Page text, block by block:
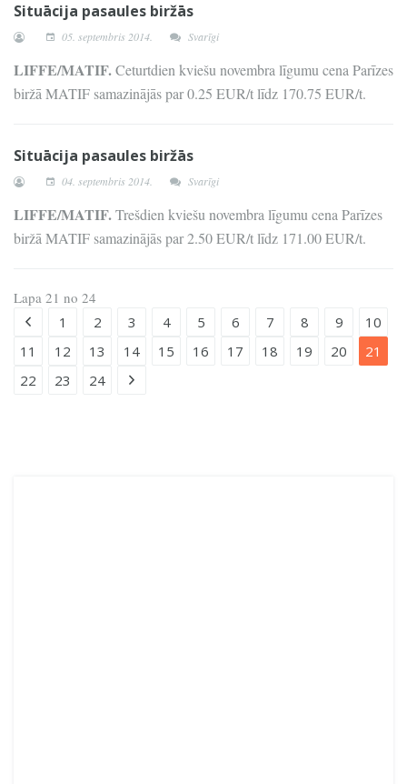
Situācija pasaules biržās
05. septembris 2014. Svarīgi
LIFFE/MATIF.Ceturtdien kviešu novembra līgumu cena Parīzes
biržā MATIF samazinājās par 0.25 EUR/t līdz 170.75 EUR/t.
Situācija pasaules biržās
04. septembris 2014. Svarīgi
LIFFE/MATIF.Trešdien kviešu novembra līgumu cena Parīzes
biržā MATIF samazinājās par 2.50 EUR/t līdz 171.00 EUR/t.
Lapa 21 no 24
1
2 3 4 5 6 7 8 9
10
11
12 13 14 15 16 17 18 19 20
21
22
23 24